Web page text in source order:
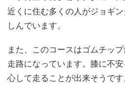
近くに住む多くの人がジョギ
しんでいます。
また、このコースはゴムチッ
走路になっています。膝に不
心して走ることが出来そうです